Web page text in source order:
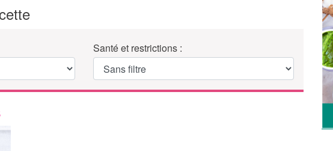
Santé et restrictions :